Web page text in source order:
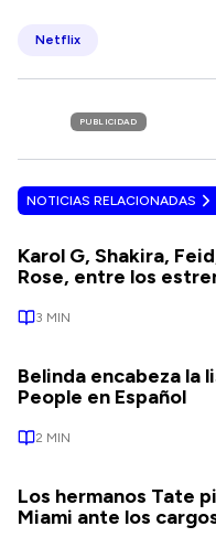
Netflix
PUBLICIDAD
NOTICIAS RELACIONADAS
Karol G, Shakira,
Rose, entre los
3 MIN
Belinda encabeza la
People en Español
2 MIN
Los hermanos Tate
Miami ante los